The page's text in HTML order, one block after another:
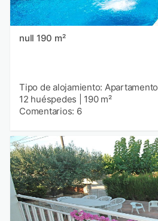
null 190 m²
Tipo de alojamiento: Apartamento
12 huéspedes
190 m²
Comentarios: 6